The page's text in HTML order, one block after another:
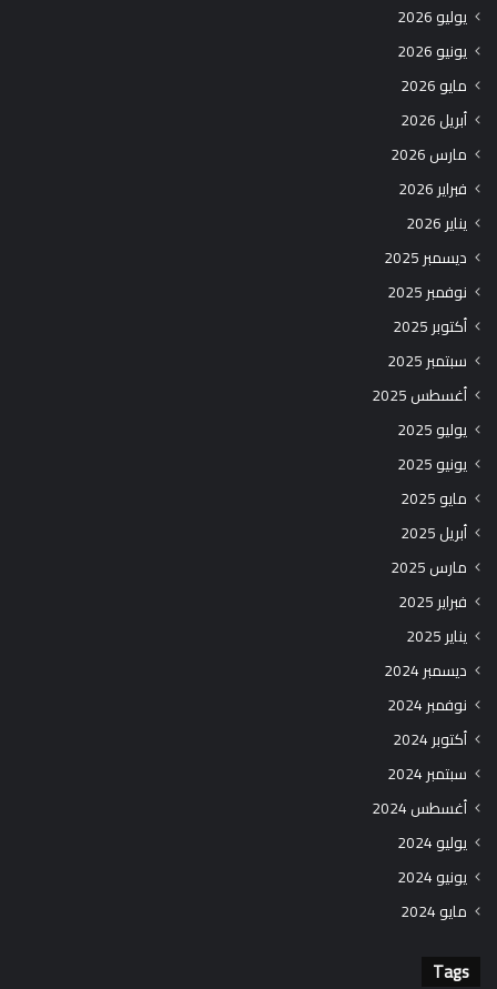
يوليو 2026
يونيو 2026
مايو 2026
أبريل 2026
مارس 2026
فبراير 2026
يناير 2026
ديسمبر 2025
نوفمبر 2025
أكتوبر 2025
سبتمبر 2025
أغسطس 2025
يوليو 2025
يونيو 2025
مايو 2025
أبريل 2025
مارس 2025
فبراير 2025
يناير 2025
ديسمبر 2024
نوفمبر 2024
أكتوبر 2024
سبتمبر 2024
أغسطس 2024
يوليو 2024
يونيو 2024
مايو 2024
Tags